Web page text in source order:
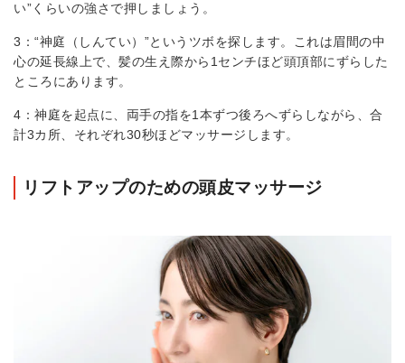
い”くらいの強さで押しましょう。
3：“神庭（しんてい）”というツボを探します。これは眉間の中
心の延長線上で、髪の生え際から1センチほど頭頂部にずらした
ところにあります。
4：神庭を起点に、両手の指を1本ずつ後ろへずらしながら、合
計3カ所、それぞれ30秒ほどマッサージします。
リフトアップのための頭皮マッサージ